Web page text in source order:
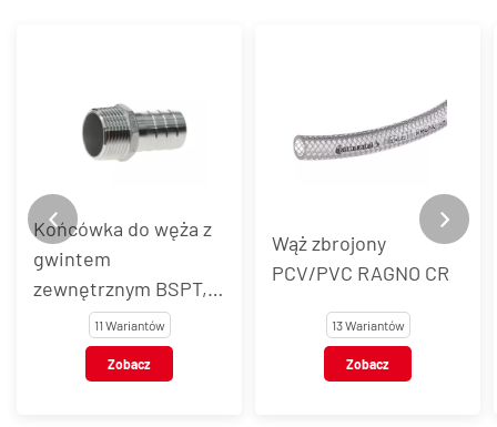
Końcówka do węża z
gwintem
zewnętrznym BSPT,
stal nierdzewna, typ
11 Wariantów
Zobacz
Wąż zbrojony
PCV/PVC RAGNO CR
13 Wariantów
Zobacz